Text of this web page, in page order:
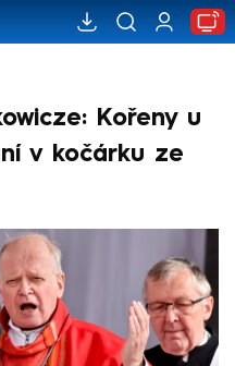
Kořeny u
v kočárku ze